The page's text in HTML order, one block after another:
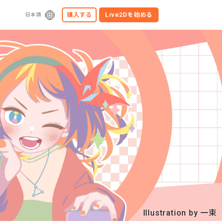
日本語 購入する Live2Dを始める
Illustration by 一束